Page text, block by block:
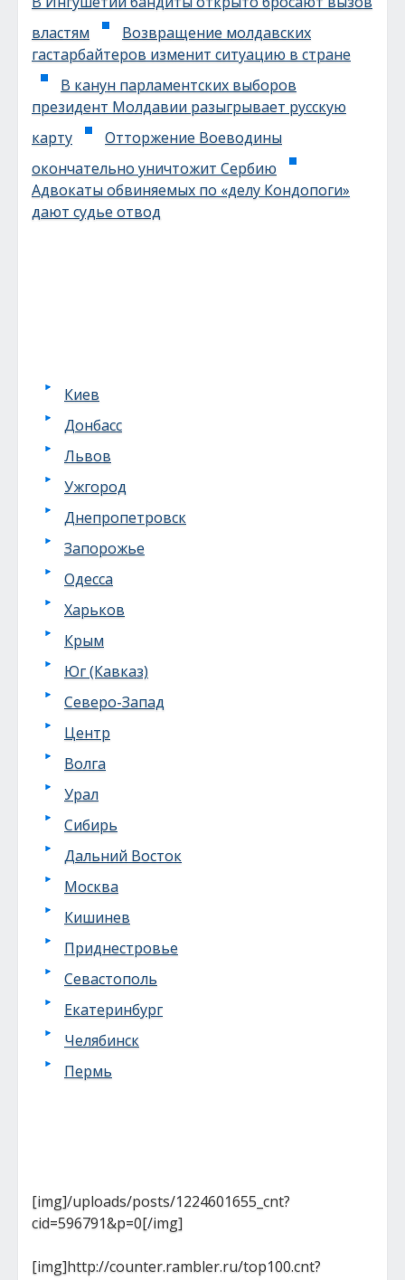
властям
Возвращение молдавских
гастарбайтеров изменит ситуацию в стране
В канун парламентских выборов
президент Молдавии разыгрывает русскую
карту
Отторжение Воеводины
окончательно уничтожит Сербию
Адвокаты обвиняемых по «делу Кондопоги»
дают судье отвод
Киев
Донбасс
Львов
Ужгород
Днепропетровск
Запорожье
Одесса
Харьков
Крым
Юг (Кавказ)
Северо-Запад
Центр
Волга
Урал
Сибирь
Дальний Восток
Москва
Кишинев
Приднестровье
Севастополь
Екатеринбург
Челябинск
Пермь
[img]/uploads/posts/1224601655_cnt?
cid=596791&p=0[/img]
[img]http://counter.rambler.ru/top100.cnt?